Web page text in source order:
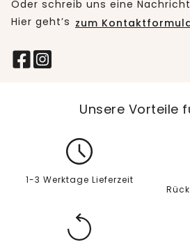
Oder schreib uns eine
Hier geht’s zum
Unsere Vorteile
1-3 Werktage Lieferzeit